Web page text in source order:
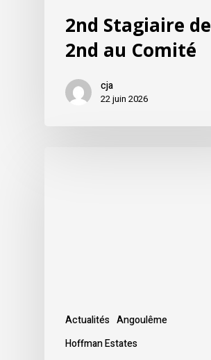
2nd Stagiaire de
2nd au Comité
cja
22 juin 2026
Actualités Angoulême
Hoffman Estates